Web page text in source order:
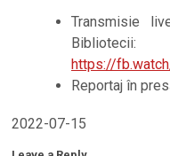
Transmisie
Bibliotecii:
https://
Reportaj în
2022-07-15